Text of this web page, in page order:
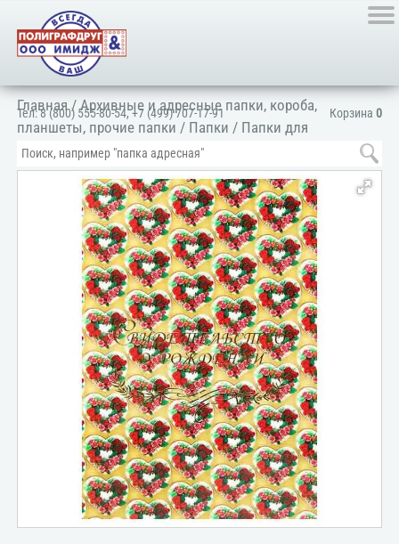
Корзина 0
Тел:8 (800) 555-80-54,+7 (499) 707-17-91
Главная/Архивные и адресные папки, короба,
планшеты, прочие папки / Папки / Папки для
документов/Для личных документов